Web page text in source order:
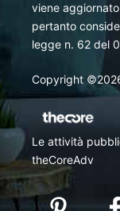
viene
pertanto
legge n. 62 del
Copyright
Le attività
theCoreAdv